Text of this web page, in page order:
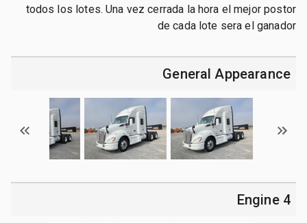
todos los lotes. Una vez cerrada la hora el mejor postor
de cada lote sera el ganador
General Appearance
4 Engine